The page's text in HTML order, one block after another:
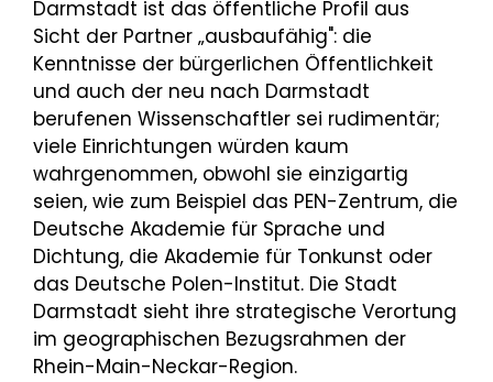
Darmstadt ist das öffentliche Profil aus
Sicht der Partner „ausbaufähig": die
Kenntnisse der bürgerlichen Öffentlichkeit
und auch der neu nach Darmstadt
berufenen Wissenschaftler sei rudimentär;
viele Einrichtungen würden kaum
wahrgenommen, obwohl sie einzigartig
seien, wie zum Beispiel das PEN-Zentrum, die
Deutsche Akademie für Sprache und
Dichtung, die Akademie für Tonkunst oder
das Deutsche Polen-Institut. Die Stadt
Darmstadt sieht ihre strategische Verortung
im geographischen Bezugsrahmen der
Rhein-Main-Neckar-Region.